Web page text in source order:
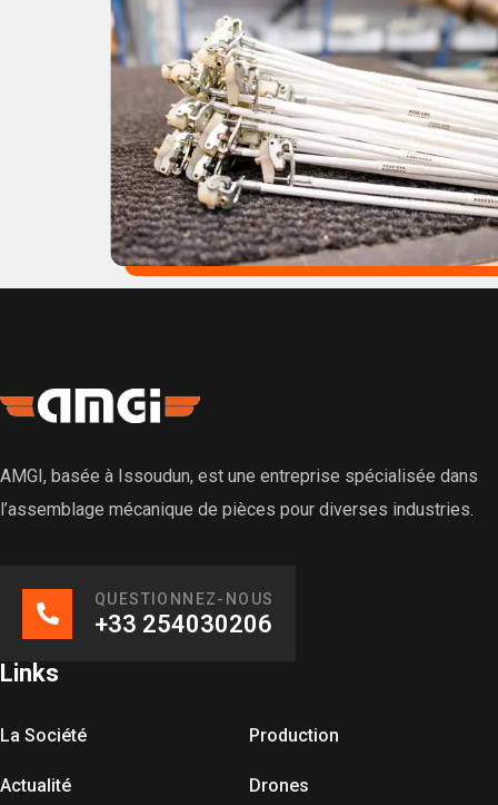
AMGI, basée à Issoudun, est une entreprise spécialisée dans
l’assemblage mécanique de pièces pour diverses industries.
QUESTIONNEZ-NOUS
+33 254030206
Links
La Société Production
Actualité Drones